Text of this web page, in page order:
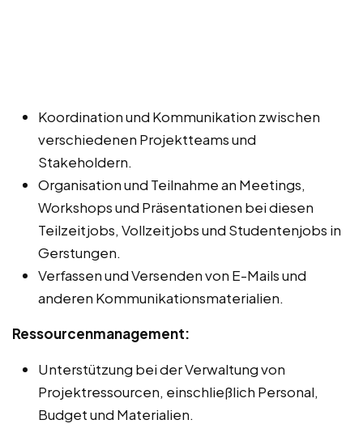
Koordination und Kommunikation zwischen
verschiedenen Projektteams und
Stakeholdern.
Organisation und Teilnahme an Meetings,
Workshops und Präsentationen bei diesen
Teilzeitjobs, Vollzeitjobs und Studentenjobs in
Gerstungen.
Verfassen und Versenden von E-Mails und
anderen Kommunikationsmaterialien.
Ressourcenmanagement:
Unterstützung bei der Verwaltung von
Projektressourcen, einschließlich Personal,
Budget und Materialien.